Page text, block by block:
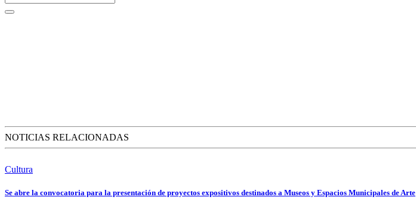
NOTICIAS RELACIONADAS
Cultura
Se abre la convocatoria para la presentación de proyectos expositivos destinados a Museos y Espacios Municipales de Arte